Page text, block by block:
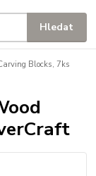
Hledat
Blocks, 7ks